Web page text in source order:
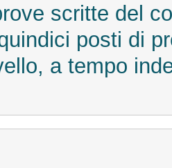
scritte del
posti di
a tempo